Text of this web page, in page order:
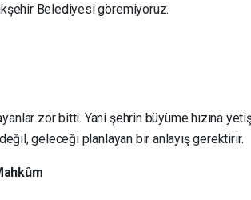
Belediyesi göremiyoruz.
zor bitti. Yani şehrin büyüme hızına
geleceği planlayan bir anlayış gerektirir.